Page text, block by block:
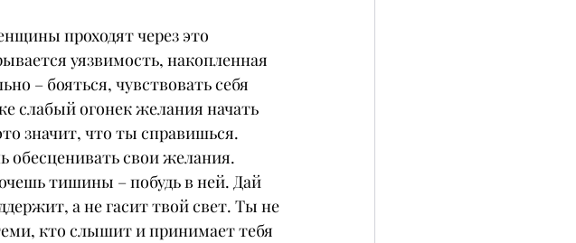
проходят через это
уязвимость, накопленная
– бояться, чувствовать себя
слабый огонек желания начать
значит, что ты справишься.
обесценивать свои желания.
тишины – побудь в ней. Дай
а не гасит твой свет. Ты не
кто слышит и принимает тебя